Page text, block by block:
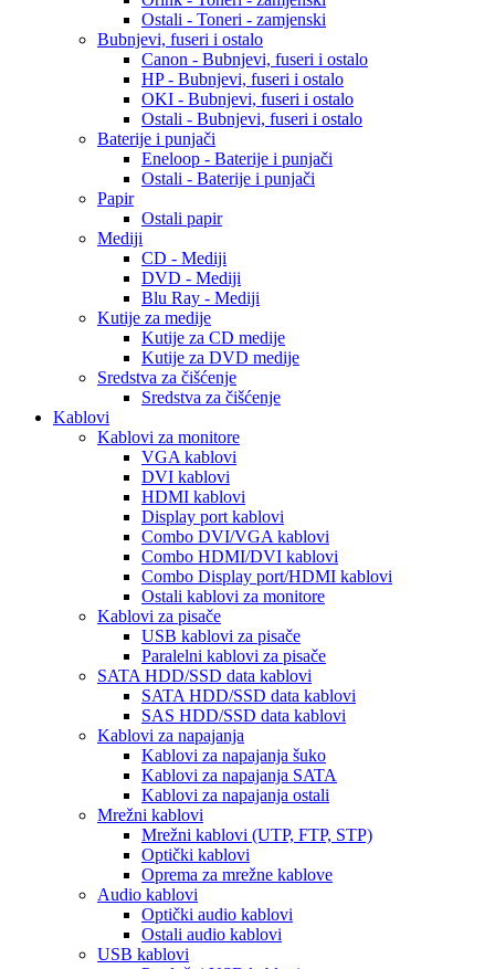
Ostali - Toneri - zamjenski
Bubnjevi, fuseri i ostalo
Canon - Bubnjevi, fuseri i ostalo
HP - Bubnjevi, fuseri i ostalo
OKI - Bubnjevi, fuseri i ostalo
Ostali - Bubnjevi, fuseri i ostalo
Baterije i punjači
Eneloop - Baterije i punjači
Ostali - Baterije i punjači
Papir
Ostali papir
Mediji
CD - Mediji
DVD - Mediji
Blu Ray - Mediji
Kutije za medije
Kutije za CD medije
Kutije za DVD medije
Sredstva za čišćenje
Sredstva za čišćenje
Kablovi
Kablovi za monitore
VGA kablovi
DVI kablovi
HDMI kablovi
Display port kablovi
Combo DVI/VGA kablovi
Combo HDMI/DVI kablovi
Combo Display port/HDMI kablovi
Ostali kablovi za monitore
Kablovi za pisače
USB kablovi za pisače
Paralelni kablovi za pisače
SATA HDD/SSD data kablovi
SATA HDD/SSD data kablovi
SAS HDD/SSD data kablovi
Kablovi za napajanja
Kablovi za napajanja šuko
Kablovi za napajanja SATA
Kablovi za napajanja ostali
Mrežni kablovi
Mrežni kablovi (UTP, FTP, STP)
Optički kablovi
Oprema za mrežne kablove
Audio kablovi
Optički audio kablovi
Ostali audio kablovi
USB kablovi